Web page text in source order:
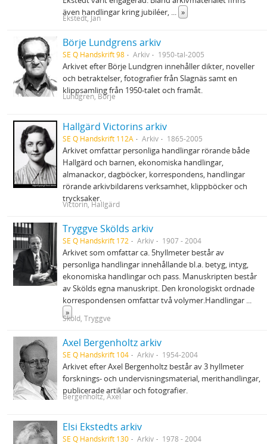
även handlingar kring jubiléer, ... »
Ekstedt, Jan
Börje Lundgrens arkiv
SE Q Handskrift 98 Arkiv 1950-tal-2005
Arkivet efter Börje Lundgren innehåller dikter, noveller
och betraktelser, fotografier från Slagnäs samt en
klippsamling från 1950-talet och framåt.
Lundgren, Börje
Hallgärd Victorins arkiv
SE Q Handskrift 112A Arkiv 1865-2005
Arkivet omfattar personliga handlingar rörande både
Hallgärd och barnen, ekonomiska handlingar,
almanackor, dagböcker, korrespondens, handlingar
rörande arkivbildarens verksamhet, klippböcker och
trycksaker.
Victorin, Hallgärd
Tryggve Skölds arkiv
SE Q Handskrift 172 Arkiv 1907 - 2004
Arkivet som omfattar ca. 5hyllmeter består av
personliga handlingar innehållande bl.a. betyg, intyg,
ekonomiska handlingar och pass. Manuskripten består
av Skölds egna manuskript. Den kronologiskt ordnade
korrespondensen omfattar två volymer.Handlingar ...
»
Sköld, Tryggve
Axel Bergenholtz arkiv
SE Q Handskrift 104 Arkiv 1954-2004
Arkivet efter Axel Bergenholtz består av 3 hyllmeter
forsknings- och undervisningsmaterial, merithandlingar,
publicerade artiklar och fotografier.
Bergenholtz, Axel
Elsi Ekstedts arkiv
SE Q Handskrift 130 Arkiv 1978 - 2004